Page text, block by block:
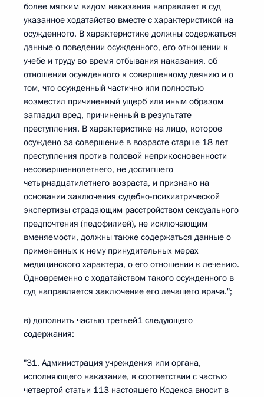
более мягким видом наказания направляет в суд
указанное ходатайство вместе с характеристикой на
осужденного. В характеристике должны содержаться
данные о поведении осужденного, его отношении к
учебе и труду во время отбывания наказания, об
отношении осужденного к совершенному деянию и о
том, что осужденный частично или полностью
возместил причиненный ущерб или иным образом
загладил вред, причиненный в результате
преступления. В характеристике на лицо, которое
осуждено за совершение в возрасте старше 18 лет
преступления против половой неприкосновенности
несовершеннолетнего, не достигшего
четырнадцатилетнего возраста, и признано на
основании заключения судебно-психиатрической
экспертизы страдающим расстройством сексуального
предпочтения (педофилией), не исключающим
вменяемости, должны также содержаться данные о
примененных к нему принудительных мерах
медицинского характера, о его отношении к лечению.
Одновременно с ходатайством такого осужденного в
суд направляется заключение его лечащего врача.";
в) дополнить частью третьей1 следующего
содержания:
"31. Администрация учреждения или органа,
исполняющего наказание, в соответствии с частью
четвертой статьи 113 настоящего Кодекса вносит в